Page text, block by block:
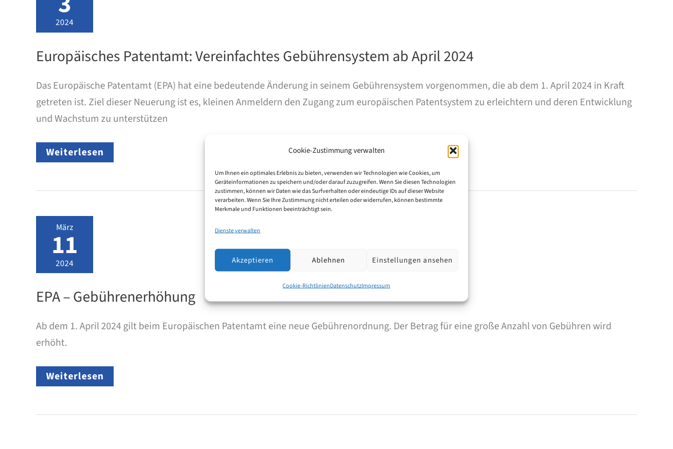
Cookie-Zustimmung verwalten
Um Ihnen ein optimales Erlebnis zu bieten, verwenden wir Technologien wie Cookies, um
Geräteinformationen zu speichern und/oder darauf zuzugreifen. Wenn Sie diesen Technologien
zustimmen, können wir Daten wie das Surfverhalten oder eindeutige IDs auf dieser Website
verarbeiten. Wenn Sie Ihre Zustimmung nicht erteilen oder widerrufen, können bestimmte
Merkmale und Funktionen beeinträchtigt sein.
Dienste verwalten
Akzeptieren Ablehnen Einstellungen ansehen
Cookie-RichtlinienDatenschutzImpressum
2024
Europäisches Patentamt: Vereinfachtes Gebührensystem ab April 2024
Das Europäische Patentamt (EPA) hat eine bedeutende Änderung in seinem Gebührensystem vorgenommen, die ab dem 1. April 2024 in Kraft
getreten ist. Ziel dieser Neuerung ist es, kleinen Anmeldern den Zugang zum europäischen Patentsystem zu erleichtern und deren Entwicklung
und Wachstum zu unterstützen
Europäisches
Patentamt:
ab
Weiterlesen
März
11
2024
EPA – Gebührenerhöhung
Ab dem 1. April 2024 gilt beim Europäischen Patentamt eine neue Gebührenordnung. Der Betrag für eine große Anzahl von Gebühren wird
erhöht.
EPA
–
Weiterlesen